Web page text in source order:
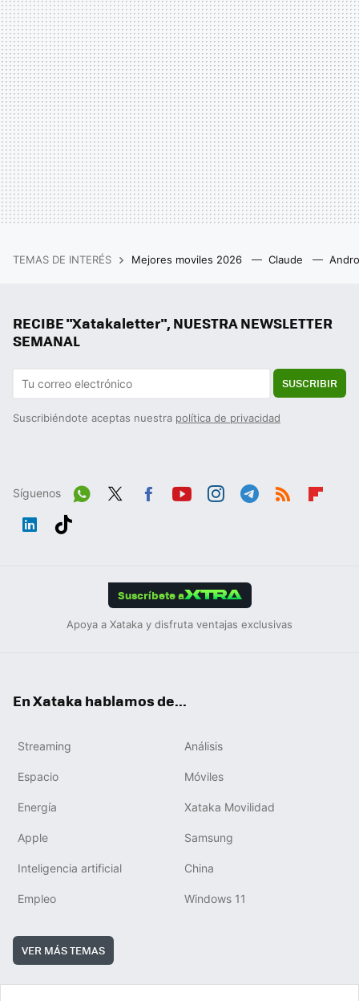
TEMAS DE INTERÉS Mejores moviles 2026 Claude
RECIBE "Xatakaletter", NUESTRA NEWSLETTER
SEMANAL
SUSCRIBIR
Suscribiéndote aceptas nuestra política de privacidad
Síguenos
Wh
Suscríbete a
Apoya a Xataka y disfruta ventajas exclusivas
En Xataka hablamos de...
Streaming Análisis
Espacio Móviles
Energía Xataka Movilidad
Apple Samsung
Inteligencia artificial China
Empleo Windows 11
VER MÁS TEMAS